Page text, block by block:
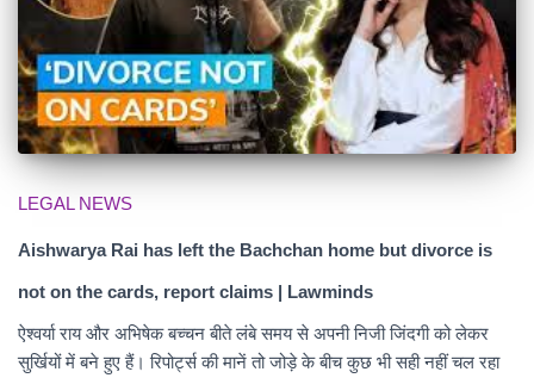
LEGAL NEWS
Aishwarya Rai has left the Bachchan home but divorce is
not on the cards, report claims | Lawminds
ऐश्वर्या राय और अभिषेक बच्चन बीते लंबे समय से अपनी निजी जिंदगी को लेकर
सुर्खियों में बने हुए हैं। रिपोर्ट्स की मानें तो जोड़े के बीच कुछ भी सही नहीं चल रहा